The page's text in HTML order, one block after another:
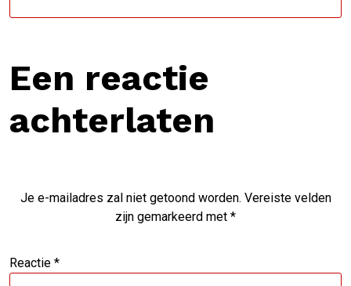
Een reactie
achterlaten
Je e-mailadres zal niet getoond worden. Vereiste velden
zijn gemarkeerd met *
Reactie *